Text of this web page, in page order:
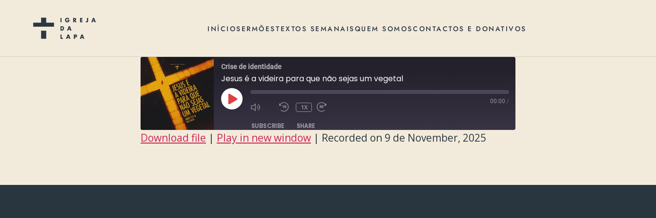
INÍCIOSERMÕESTEXTOS SEMANAISQUEM SOMOSCONTACTOS E DONATIVOS
Crise de identidade
Jesus é a videira para que não sejas um vegetal
PLAY
EPISODE
1X
00:00 /
SUBSCRIBE SHARE
Download file | Play in new window | Recorded on 9 de November, 2025